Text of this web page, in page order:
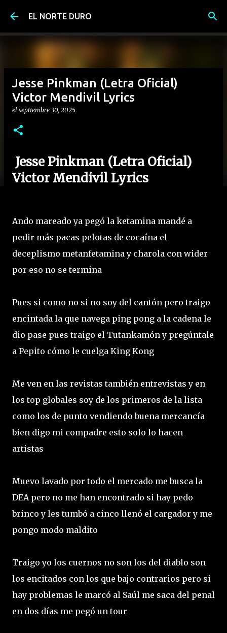
Ir al contenido principal
EL NORTE DURO
Jesse Pinkman (Letra Oficial)
Victor Mendivil Lyrics
el septiembre 30, 2025
Jesse Pinkman (Letra Oficial)
Victor Mendivil Lyrics
Ando mareado ya pegó la ketamina mandé a
pedir más pacas pelotas de cocaína el
deceplismo metanfetamina y charola con wider
por eso no se termina
Pues si como no si no soy del cantón pero traigo
encintada la que navega ping pong a la cadena le
dio pase pues traigo el Tutankamón y pregúntale
a Pepito cómo le cuelga King Kong
Me ven en las revistas también entrevistas y en
los top globales soy de los primeros de la lista
como los de punto vendiendo buena mercancía
bien digo mi compadre esto solo lo hacen
artistas
Muevo lavado por todo el mercado me busca la
DEA pero no me han encontrado si hay pedo
brinco y les tumbó a cinco llenó el cargador y me
pongo modo maldito
Traigo yo los cuernos no son los del diablo son
los encitados con los que bajo contrarios pero si
hay problemas le marcó al Saúl me saca del penal
en dos días me pegó un tour